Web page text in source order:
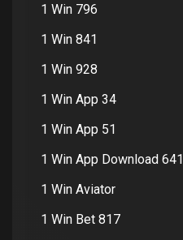
1 Win 796
1 Win 841
1 Win 928
1 Win App 34
1 Win App 51
1 Win App Download 641
1 Win Aviator
1 Win Bet 817